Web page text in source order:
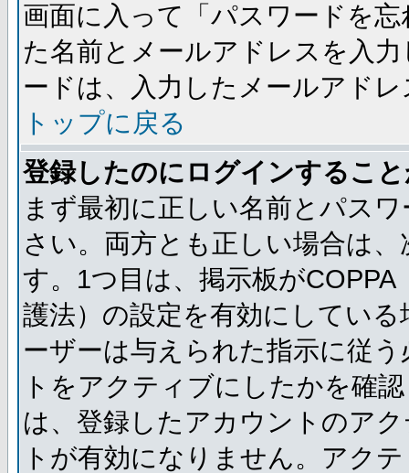
画面に入って「パスワードを
た名前とメールアドレスを入
ードは、入力したメールアド
トップに戻る
登録したのにログインするこ
まず最初に正しい名前とパス
さい。両方とも正しい場合は
す。1つ目は、掲示板が
護法）の設定を有効にしてい
ーザーは与えられた指示に従
トをアクティブにしたかを確
は、登録したアカウントのア
トが有効になりません。アク